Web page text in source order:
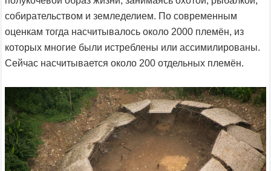
собирательством и земледелием. По современным
оценкам тогда насчитывалось около 2000 племён, из
которых многие были истреблены или ассимилированы.
Сейчас насчитывается около 200 отдельных племён.